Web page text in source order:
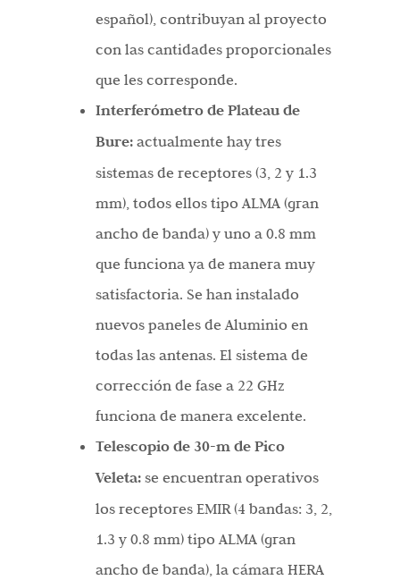
español), contribuyan al proyecto
con las cantidades proporcionales
que les corresponde.
Interferómetrode Plateau de
Bure:actualmente hay tres
sistemas de receptores (3, 2 y 1.3
mm), todos ellos tipo ALMA (gran
ancho de banda) y uno a 0.8 mm
que funciona ya de manera muy
satisfactoria. Se han instalado
nuevos paneles de Aluminio en
todas las antenas. El sistema de
corrección de fase a 22 GHz
funciona de manera excelente.
Telescopio de 30-m de Pico
Veleta:se encuentran operativos
los receptores EMIR (4 bandas: 3, 2,
1.3 y 0.8 mm) tipo ALMA (gran
ancho de banda), la cámara HERA